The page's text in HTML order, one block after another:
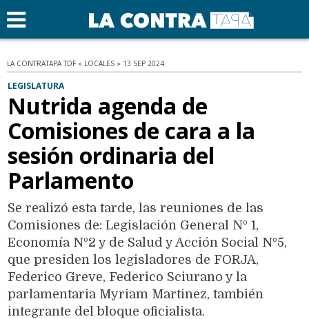
LA CONTRATAPA TDF » LOCALES » 13 SEP 2024
LEGISLATURA
Nutrida agenda de
Comisiones de cara a la
sesión ordinaria del
Parlamento
Se realizó esta tarde, las reuniones de las
Comisiones de: Legislación General Nº 1,
Economía Nº2 y de Salud y Acción Social Nº5,
que presiden los legisladores de FORJA,
Federico Greve, Federico Sciurano y la
parlamentaria Myriam Martinez, también
integrante del bloque oficialista.